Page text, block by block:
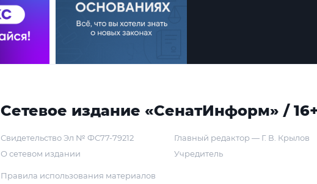
Сетевое издание «СенатИнформ» /
Свидетельство Эл № ФС77-79212
О сетевом издании
Главный редактор — Г. В. Крылов
Учредитель
Правила использования материалов